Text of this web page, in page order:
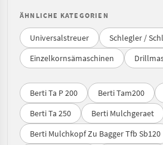
ÄHNLICHE KATEGORIEN
Universalstreuer
Schlegler /
Einzelkornsämaschinen
Berti Ta P 200 Berti Tam200
Berti Ta 250
Berti Mulchgeraet
Berti Mulchkopf Zu Bagger Tfb Sb120